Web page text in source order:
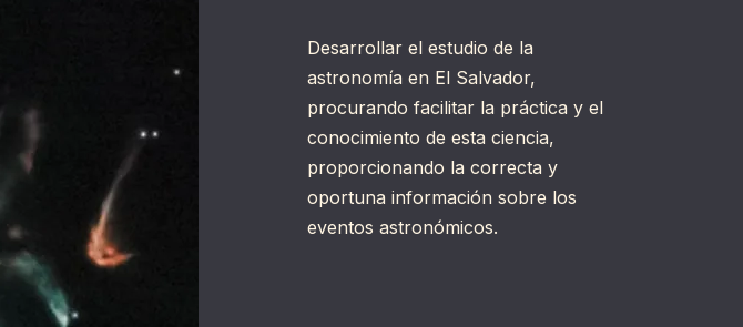
Desarrollar el estudio de la
astronomía en El Salvador,
procurando facilitar la práctica y el
conocimiento de esta ciencia,
proporcionando la correcta y
oportuna información sobre los
eventos astronómicos.